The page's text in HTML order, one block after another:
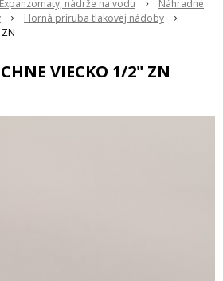
nádrže na vodu
Náhradné
Horná príruba tlakovej nádoby
ZN
VIECKO 1/2" ZN